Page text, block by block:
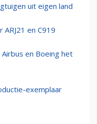
uit eigen land
en C919
en Boeing het
exemplaar